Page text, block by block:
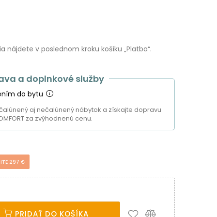
nájdete v poslednom kroku košíku „Platba“.
a doplnkové služby
do bytu
aj nečalúnený nábytok a získajte dopravu
za zvýhodnenú cenu.
297 €
PRIDAŤ DO KOŠÍKA
a tiež na analytické účely. Odsúhlaste prosím ich nastavenia
vrátane ďalších webov. Viac o cookies.
Viac o cookies.